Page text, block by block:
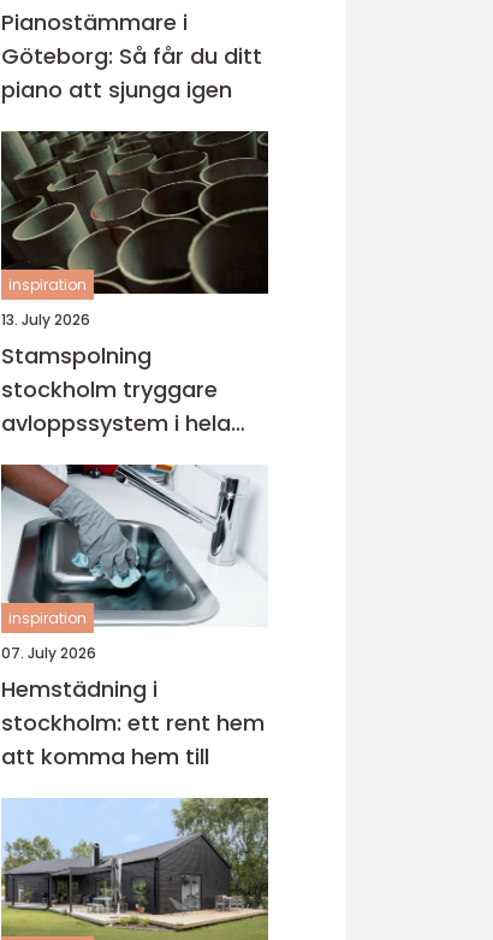
Pianostämmare i
Göteborg: Så får du ditt
piano att sjunga igen
inspiration
13. July 2026
Stamspolning
stockholm tryggare
avloppssystem i hela
fastigheten
inspiration
07. July 2026
Hemstädning i
stockholm: ett rent hem
att komma hem till